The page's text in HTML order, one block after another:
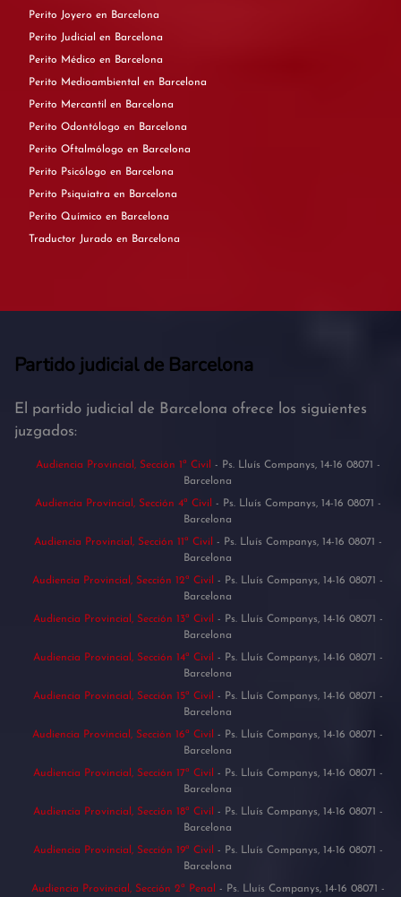
Perito Joyero en Barcelona
Perito Judicial en Barcelona
Perito Médico en Barcelona
Perito Medioambiental en Barcelona
Perito Mercantil en Barcelona
Perito Odontólogo en Barcelona
Perito Oftalmólogo en Barcelona
Perito Psicólogo en Barcelona
Perito Psiquiatra en Barcelona
Perito Químico en Barcelona
Traductor Jurado en Barcelona
Partido judicial de Barcelona
El partido judicial de Barcelona ofrece los siguientes
juzgados:
Audiencia Provincial, Sección 1ª Civil - Ps. Lluís Companys, 14-16 08071 -
Barcelona
Audiencia Provincial, Sección 4ª Civil - Ps. Lluís Companys, 14-16 08071 -
Barcelona
Audiencia Provincial, Sección 11ª Civil - Ps. Lluís Companys, 14-16 08071 -
Barcelona
Audiencia Provincial, Sección 12ª Civil - Ps. Lluís Companys, 14-16 08071 -
Barcelona
Audiencia Provincial, Sección 13ª Civil - Ps. Lluís Companys, 14-16 08071 -
Barcelona
Audiencia Provincial, Sección 14ª Civil - Ps. Lluís Companys, 14-16 08071 -
Barcelona
Audiencia Provincial, Sección 15ª Civil - Ps. Lluís Companys, 14-16 08071 -
Barcelona
Audiencia Provincial, Sección 16ª Civil - Ps. Lluís Companys, 14-16 08071 -
Barcelona
Audiencia Provincial, Sección 17ª Civil - Ps. Lluís Companys, 14-16 08071 -
Barcelona
Audiencia Provincial, Sección 18ª Civil - Ps. Lluís Companys, 14-16 08071 -
Barcelona
Audiencia Provincial, Sección 19ª Civil - Ps. Lluís Companys, 14-16 08071 -
Barcelona
Audiencia Provincial, Sección 2ª Penal - Ps. Lluís Companys, 14-16 08071 -